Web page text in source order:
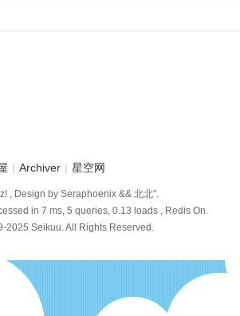
| Archiver | 星空网
, Design by Seraphoenix && 北北″.
in 7 ms, 5 queries, 0.13 loads , Redis On.
2025 Seikuu. All Rights Reserved.